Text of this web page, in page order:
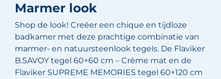
Marmer look
Shop de look! Creëer een chique en tijdloze
badkamer met deze prachtige combinatie van
marmer- en natuursteenlook tegels. De Flaviker
B.SAVOY tegel 60×60 cm – Crème mat en de
Flaviker SUPREME MEMORIES tegel 60×120 cm